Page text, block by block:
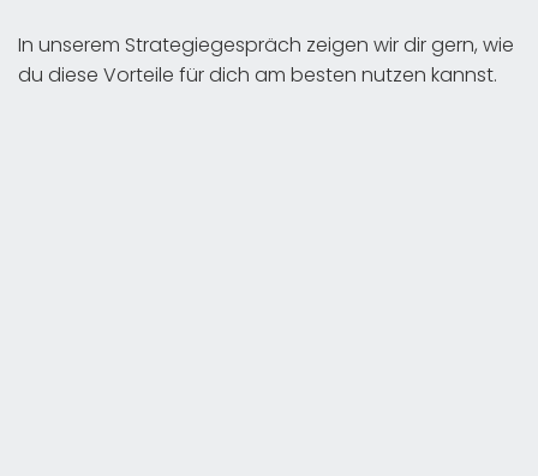
In unserem Strategiegespräch zeigen wir dir gern, wie
du diese Vorteile für dich am besten nutzen kannst.